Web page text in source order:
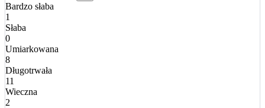
Bardzo słaba
1
Słaba
0
Umiarkowana
8
Długotrwała
11
Wieczna
2